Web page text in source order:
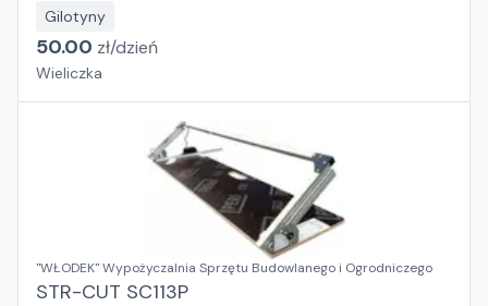
Gilotyny
50.00 zł/dzień
Wieliczka
"WŁODEK" Wypożyczalnia Sprzętu Budowlanego i Ogrodniczego
STR-CUT SC113P